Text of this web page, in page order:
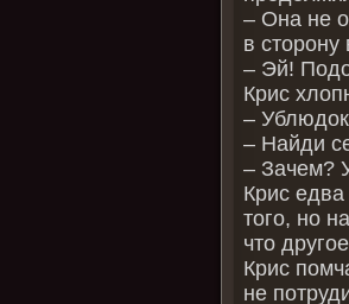
– Она не
в
– Эй!
Крис
–
– Найди
– Зачем?
Крис
того, но
что
Крис
не